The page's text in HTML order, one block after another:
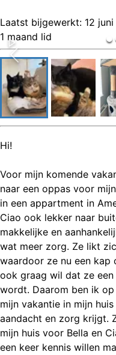
Laatst bijgewerkt: 12
1 maand lid
Hi!
Voor mijn komende
naar een oppas voor
in een appartment in
Ciao ook lekker naar
makkelijke en
wat meer zorg. Ze likt
waardoor ze nu een
ook graag wil dat ze
wordt. Daarom ben ik
mijn vakantie in mijn
aandacht en zorg krijgt.
mijn huis voor Bella en
een keer kennis willen